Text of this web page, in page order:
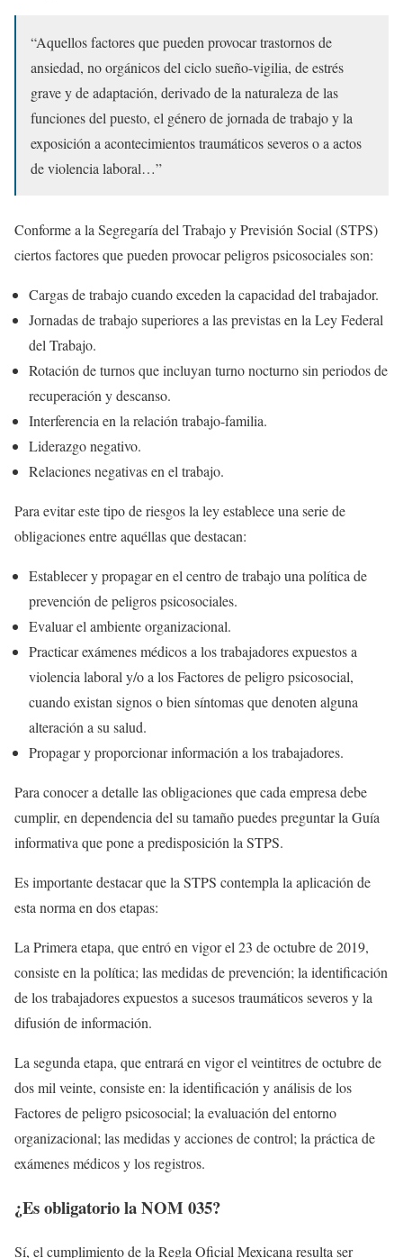
“Aquellos factores que pueden provocar trastornos de
ansiedad, no orgánicos del ciclo sueño-vigilia, de estrés
grave y de adaptación, derivado de la naturaleza de las
funciones del puesto, el género de jornada de trabajo y la
exposición a acontecimientos traumáticos severos o a actos
de violencia laboral…”
Conforme a la Segregaría del Trabajo y Previsión Social (STPS)
ciertos factores que pueden provocar peligros psicosociales son:
Cargas de trabajo cuando exceden la capacidad del trabajador.
Jornadas de trabajo superiores a las previstas en la Ley Federal
del Trabajo.
Rotación de turnos que incluyan turno nocturno sin periodos de
recuperación y descanso.
Interferencia en la relación trabajo-familia.
Liderazgo negativo.
Relaciones negativas en el trabajo.
Para evitar este tipo de riesgos la ley establece una serie de
obligaciones entre aquéllas que destacan:
Establecer y propagar en el centro de trabajo una política de
prevención de peligros psicosociales.
Evaluar el ambiente organizacional.
Practicar exámenes médicos a los trabajadores expuestos a
violencia laboral y/o a los Factores de peligro psicosocial,
cuando existan signos o bien síntomas que denoten alguna
alteración a su salud.
Propagar y proporcionar información a los trabajadores.
Para conocer a detalle las obligaciones que cada empresa debe
cumplir, en dependencia del su tamaño puedes preguntar la Guía
informativa que pone a predisposición la STPS.
Es importante destacar que la STPS contempla la aplicación de
esta norma en dos etapas:
La Primera etapa, que entró en vigor el 23 de octubre de 2019,
consiste en la política; las medidas de prevención; la identificación
de los trabajadores expuestos a sucesos traumáticos severos y la
difusión de información.
La segunda etapa, que entrará en vigor el veintitres de octubre de
dos mil veinte, consiste en: la identificación y análisis de los
Factores de peligro psicosocial; la evaluación del entorno
organizacional; las medidas y acciones de control; la práctica de
exámenes médicos y los registros.
¿Es obligatorio la NOM 035?
Sí, el cumplimiento de la Regla Oficial Mexicana resulta ser